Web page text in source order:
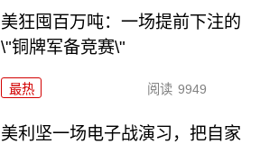
美狂囤百万吨：一场提前下注的
\"铜牌军备竞赛\"
最热 阅读 9949
美利坚一场电子战演习，把自家